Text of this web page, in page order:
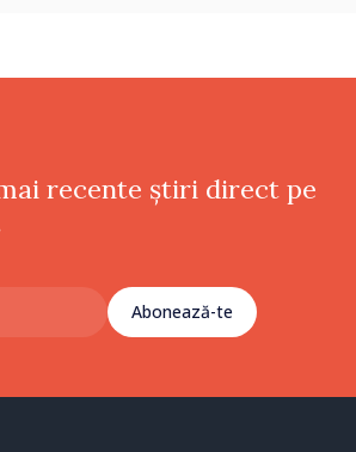
recente știri direct pe
Abonează-te